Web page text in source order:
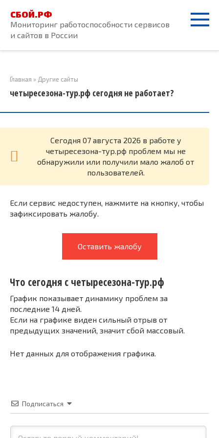
контенту
СБОЙ.РФ
Мониторинг работоспособности сервисов
и сайтов в России
Главная » Другие сайты
четыресезона-тур.рф сегодня не работает?
Cегодня 07 августа 2026 в работе у
четыресезона-тур.рф проблем мы не
обнаружили или получили мало жалоб от
пользователей.
Если сервис недоступен, нажмите на кнопку, чтобы
зафиксировать жалобу.
Оставить жалобу
Что сегодня с четыресезона-тур.рф
График показывает динамику проблем за
последние 14 дней.
Если на графике виден сильный отрыв от
предыдущих значений, значит сбой массовый.
Нет данных для отображения графика.
Подписаться